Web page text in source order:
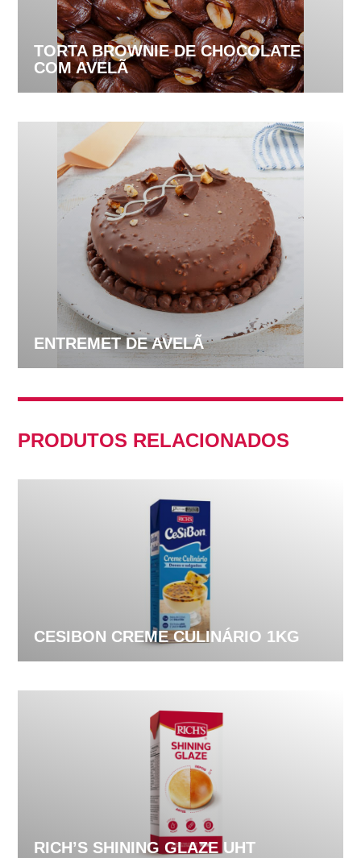
TORTA BROWNIE DE CHOCOLATE
COM AVELÃ
ENTREMET DE AVELÃ
PRODUTOS RELACIONADOS
CESIBON CREME CULINÁRIO 1KG
RICH’S SHINING GLAZE UHT